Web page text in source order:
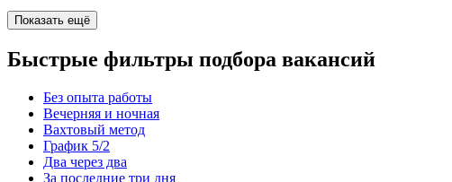
Показать ещё
Быстрые фильтры подбора вакансий
Без опыта работы
Вечерняя и ночная
Вахтовый метод
График 5/2
Два через два
За последние три дня